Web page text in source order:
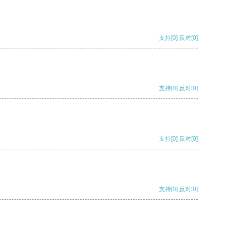
支持[0] 反对[0]
支持[0] 反对[0]
支持[0] 反对[0]
支持[0] 反对[0]